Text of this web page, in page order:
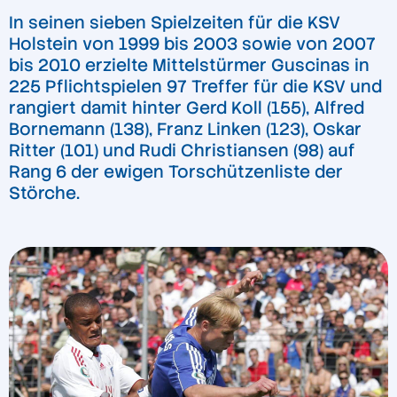
In seinen sieben Spielzeiten für die KSV
Holstein von 1999 bis 2003 sowie von 2007
bis 2010 erzielte Mittelstürmer Guscinas in
225 Pflichtspielen 97 Treffer für die KSV und
rangiert damit hinter Gerd Koll (155), Alfred
Bornemann (138), Franz Linken (123), Oskar
Ritter (101) und Rudi Christiansen (98) auf
Rang 6 der ewigen Torschützenliste der
Störche.